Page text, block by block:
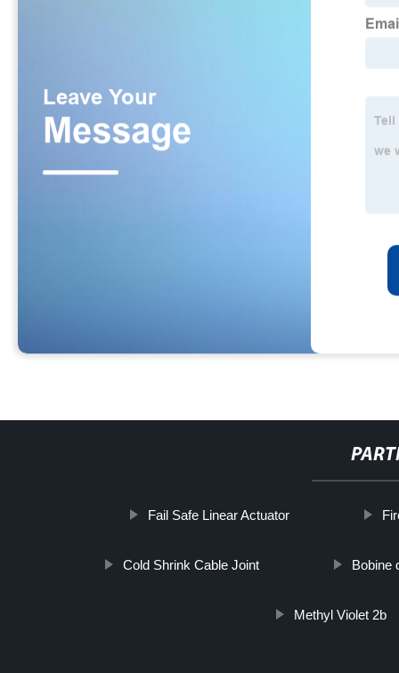
Fail Safe Linear Actuator
Cold Shrink Cable Joint Bobine
Methyl Violet 2b